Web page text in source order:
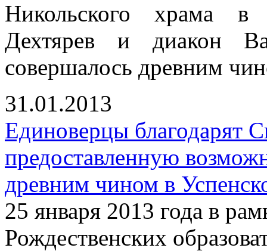
Никольского храма в
Дехтярев и диакон
совершалось древним
31.01.2013
Единоверцы благодарят
предоставленную
древним чином в
25 января 2013 года в
Рождественских